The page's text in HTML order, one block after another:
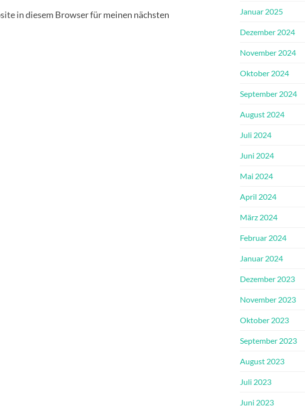
in diesem Browser für meinen nächsten
Januar 2025
Dezember 2024
November 2024
Oktober 2024
September 2024
August 2024
Juli 2024
Juni 2024
Mai 2024
April 2024
März 2024
Februar 2024
Januar 2024
Dezember 2023
November 2023
Oktober 2023
September 2023
August 2023
Juli 2023
Juni 2023